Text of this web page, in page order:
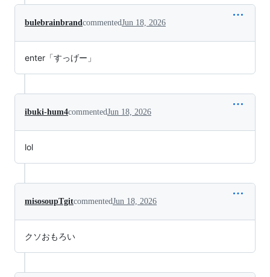
bulebrainbrandcommentedJun 18, 2026
enter「すっげー」
ibuki-hum4commentedJun 18, 2026
lol
misosoupTgitcommentedJun 18, 2026
クソおもろい